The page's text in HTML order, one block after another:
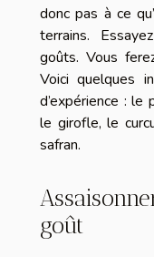
donc pas à ce
terrains.
goûts. Vous
Voici quelques
d’expérience : le
le girofle, le
safran.
goût